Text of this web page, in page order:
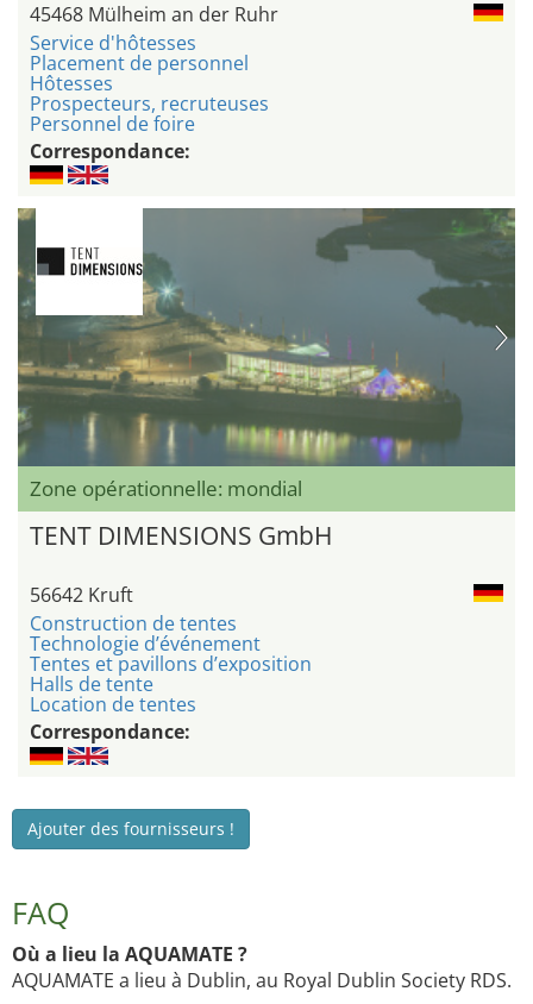
45468 Mülheim an der Ruhr
Service d'hôtesses
Placement de personnel
Hôtesses
Prospecteurs, recruteuses
Personnel de foire
Correspondance:
Zone opérationnelle: mondial
TENT DIMENSIONS GmbH
56642 Kruft
Construction de tentes
Technologie d’événement
Tentes et pavillons d’exposition
Halls de tente
Location de tentes
Correspondance:
Ajouter des fournisseurs !
FAQ
Où a lieu la AQUAMATE ?
AQUAMATE a lieu à Dublin, au Royal Dublin Society RDS.